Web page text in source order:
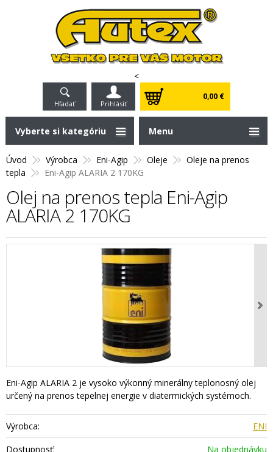
<
Hľadať Prihlásiť
0,00 €
Úvod Výrobca Eni-Agip Oleje
Oleje na prenos
tepla
Eni-Agip ALARIA 2 170KG
Olej na prenos tepla Eni-Agip
ALARIA 2 170KG
Eni-Agip ALARIA 2 je vysoko výkonný minerálny teplonosný olej
určený na prenos tepelnej energie v diatermických systémoch.
Výrobca:
ENI
Dostupnosť:
Na objednávku
Vyberte si kategóriu Menu